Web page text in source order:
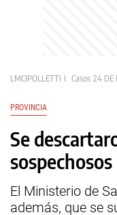
LMCIPOLLETTI Casos 24 DE
PROVINCIA
Se
El Ministerio de
además, que se